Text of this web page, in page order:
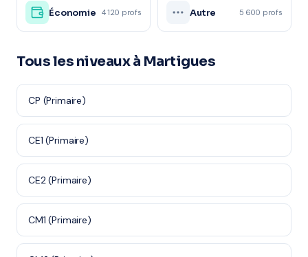
Économie 4 120 profs Autre 5 600 profs
Tous les niveaux à Martigues
CP (Primaire)
CE1 (Primaire)
CE2 (Primaire)
CM1 (Primaire)